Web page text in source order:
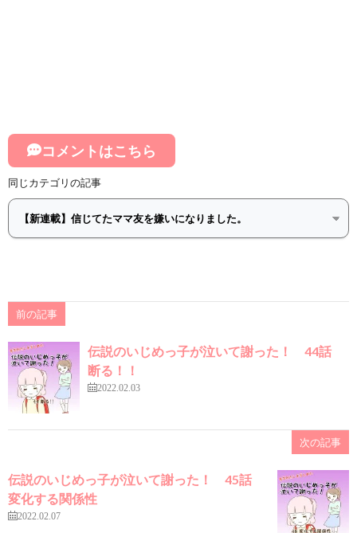
コメントはこちら
同じカテゴリの記事
前の記事
伝説のいじめっ子が泣いて謝った！ 44話
断る！！
2022.02.03
次の記事
伝説のいじめっ子が泣いて謝った！ 45話
変化する関係性
2022.02.07